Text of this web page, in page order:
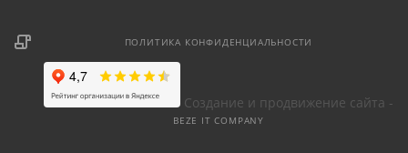
ПОЛИТИКА КОНФИДЕНЦИАЛЬНОСТИ
Создание и продвижение сайта -
BEZE IT COMPANY